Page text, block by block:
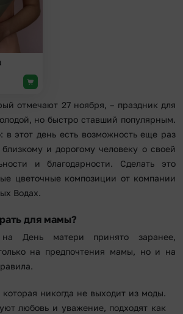
отмечают 27 ноября, – праздник для
но быстро ставший популярным.
в этот день есть возможность еще раз
и дорогому человеку о своей
и благодарности. Сделать это
цветочные композиции от компании
Водах.
для мамы?
День матери принято заранее,
на предпочтения мамы, но и на
никогда не выходит из моды.
любовь и уважение, подходят как